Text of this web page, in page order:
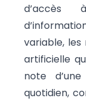
d’accès
variable, les
artificielle
note
quotidien,